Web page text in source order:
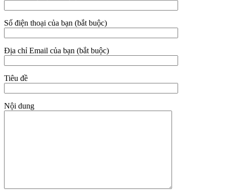
Số điện thoại của bạn (bắt buộc)
Địa chỉ Email của bạn (bắt buộc)
Tiêu đề
Nội dung